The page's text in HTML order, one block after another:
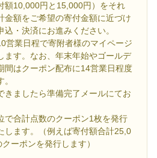
額10,000円と15,000円）をそれ
金額をご希望の寄付金額に近づけ
・決済にお進みください。
営業日程で寄附者様のマイページ
ます。なお、年末年始やゴールデ
間はクーポン配布に14営業日程度
きましたら準備完了メールにてお
で合計点数のクーポン1枚を発行
します。（例えば寄付額合計25,0
ーポンを発行します）